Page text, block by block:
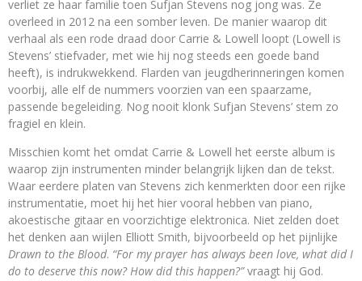
verliet ze haar familie toen Sufjan Stevens nog jong was. Ze
overleed in 2012 na een somber leven. De manier waarop dit
verhaal als een rode draad door Carrie & Lowell loopt (Lowell is
Stevens’ stiefvader, met wie hij nog steeds een goede band
heeft), is indrukwekkend. Flarden van jeugdherinneringen komen
voorbij, alle elf de nummers voorzien van een spaarzame,
passende begeleiding. Nog nooit klonk Sufjan Stevens’ stem zo
fragiel en klein.
Misschien komt het omdat Carrie & Lowell het eerste album is
waarop zijn instrumenten minder belangrijk lijken dan de tekst.
Waar eerdere platen van Stevens zich kenmerkten door een rijke
instrumentatie, moet hij het hier vooral hebben van piano,
akoestische gitaar en voorzichtige elektronica. Niet zelden doet
het denken aan wijlen Elliott Smith, bijvoorbeeld op het pijnlijke
Drawn to the Blood. “For my prayer has always been love, what did I
do to deserve this now? How did this happen?”vraagt hij God.